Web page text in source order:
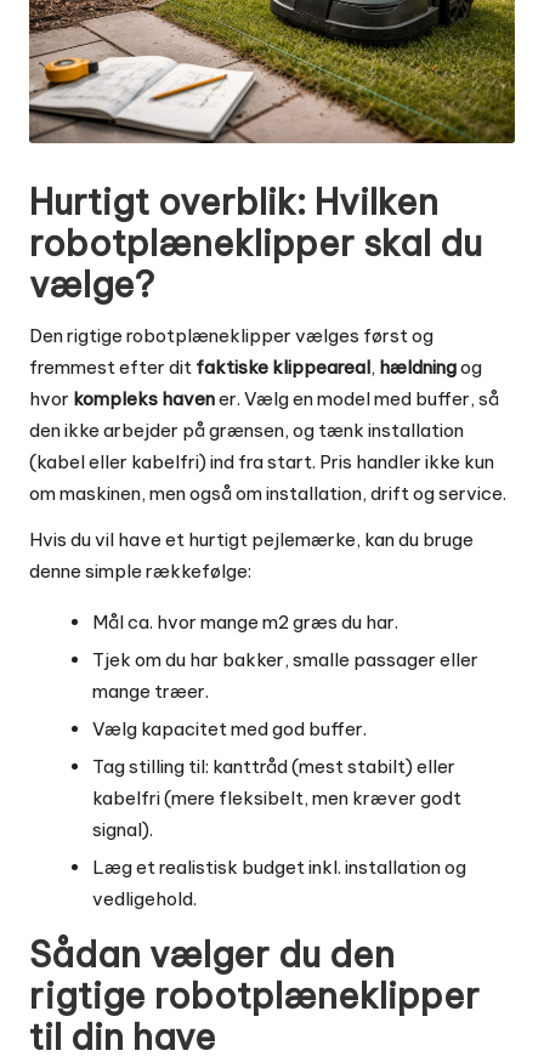
Hurtigt overblik: Hvilken
robotplæneklipper skal du
vælge?
Den rigtige robotplæneklipper vælges først og
fremmest efter dit faktiske klippeareal, hældningog
hvor kompleks havener. Vælg en model med buffer, så
den ikke arbejder på grænsen, og tænk installation
(kabel eller kabelfri) ind fra start. Pris handler ikke kun
om maskinen, men også om installation, drift og service.
Hvis du vil have et hurtigt pejlemærke, kan du bruge
denne simple rækkefølge:
Mål ca. hvor mange m2 græs du har.
Tjek om du har bakker, smalle passager eller
mange træer.
Vælg kapacitet med god buffer.
Tag stilling til: kanttråd (mest stabilt) eller
kabelfri (mere fleksibelt, men kræver godt
signal).
Læg et realistisk budget inkl. installation og
vedligehold.
Sådan vælger du den
rigtige robotplæneklipper
til din have